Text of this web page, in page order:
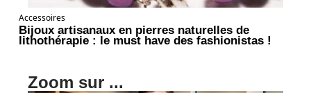
Accessoires
Bijoux artisanaux en pierres naturelles de
lithothérapie : le must have des fashionistas !
Zoom sur ...